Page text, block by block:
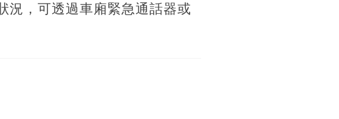
況，可透過車廂緊急通話器或